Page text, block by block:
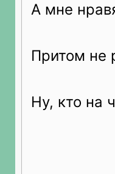
А мне
Притом не
Ну, кто на